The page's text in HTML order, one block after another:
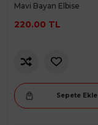
Mavi Bayan Elbise
220.00 TL
Sepete Ekle